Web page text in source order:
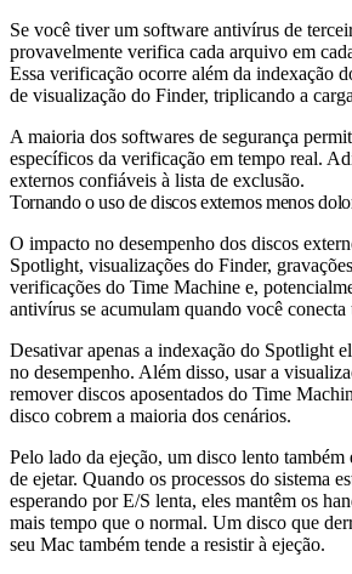
Se você tiver um software antivírus de
provavelmente verifica cada arquivo em
Essa verificação ocorre além da indexação
de visualização do Finder, triplicando a
A maioria dos softwares de segurança
específicos da verificação em tempo real.
externos confiáveis à lista de exclusão.
Tornando o uso de discos externos menos
O impacto no desempenho dos discos
Spotlight, visualizações do Finder,
verificações do Time Machine e,
antivírus se acumulam quando você conecta
Desativar apenas a indexação do Spotlight
no desempenho. Além disso, usar a
remover discos aposentados do Time
disco cobrem a maioria dos cenários.
Pelo lado da ejeção, um disco lento
de ejetar. Quando os processos do sistema
esperando por E/S lenta, eles mantêm os
mais tempo que o normal. Um disco que
seu Mac também tende a resistir à ejeção.